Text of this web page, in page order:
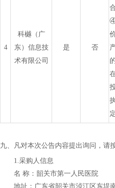
4
科樾（广
东）信息技
术有限公司
是 否
④
九、凡对本次公告内容提出询问，请
1.采购人信息
名 称： 韶关市第一人民医院
地址：广东省韶关市浈江区东堤